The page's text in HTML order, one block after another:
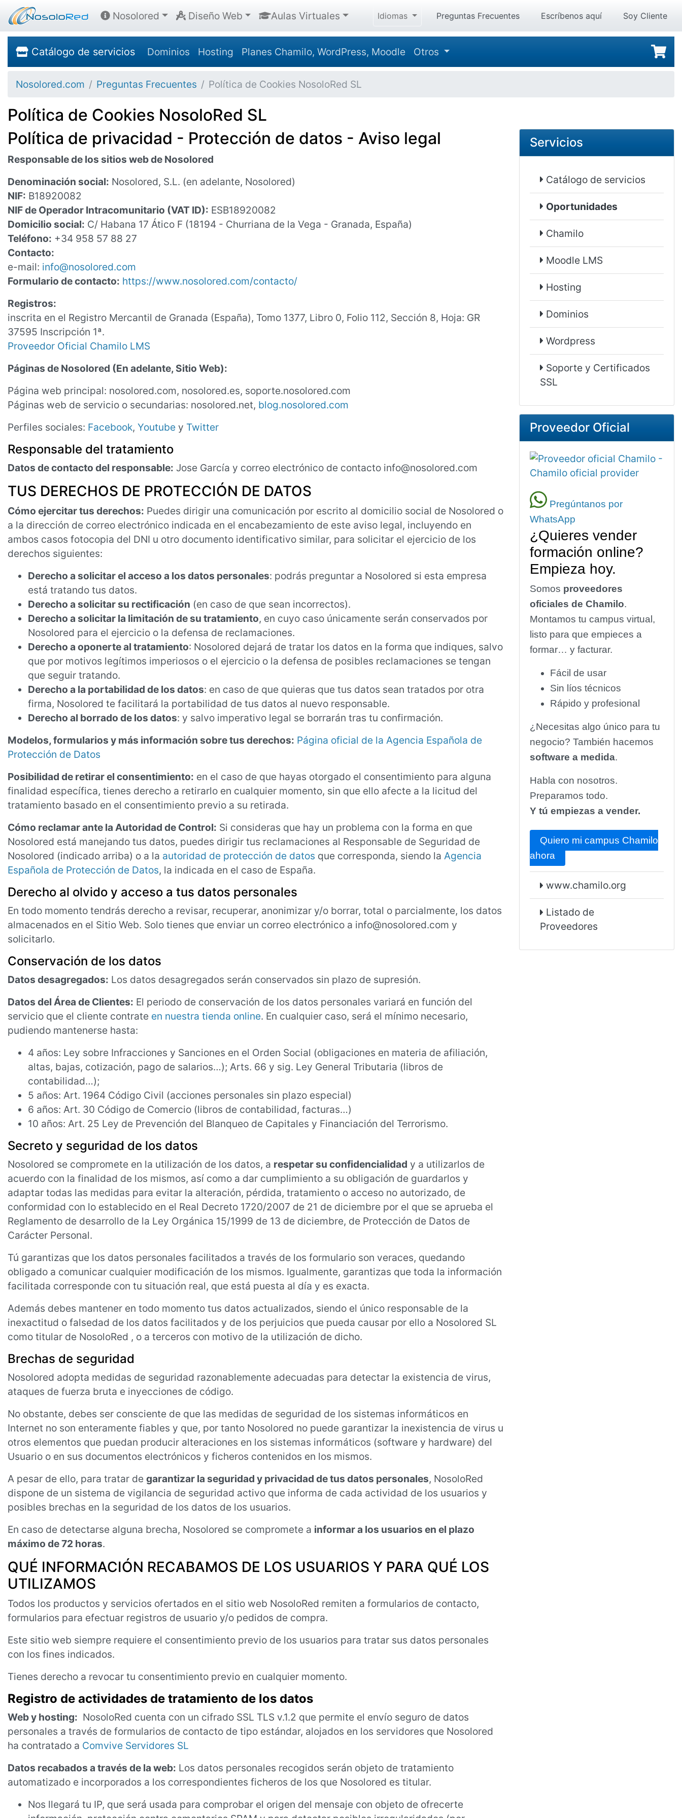
Nosolored Diseño Web Aulas Virtuales Idiomas Preguntas Frecuentes Escríbenos aquí Soy Cliente
Catálogo de servicios Dominios Hosting Planes Chamilo, WordPress, Moodle Otros
Nosolored.com Preguntas Frecuentes Política de Cookies NosoloRed SL
Política de Cookies NosoloRed SL
Política de privacidad - Protección de datos - Aviso legal
Responsable de los sitios web de Nosolored
Denominación social: Nosolored, S.L. (en adelante, Nosolored)
NIF: B18920082
NIF de Operador Intracomunitario (VAT ID): ESB18920082
Domicilio social: C/ Habana 17 Ático F (18194 - Churriana de la Vega - Granada, España)
Teléfono: +34 958 57 88 27
Contacto:
e-mail: info@nosolored.com
Formulario de contacto: https://www.nosolored.com/contacto/
Registros:
inscrita en el Registro Mercantil de Granada (España), Tomo 1377, Libro 0, Folio 112, Sección 8, Hoja: GR
37595 Inscripción 1ª.
Proveedor Oficial Chamilo LMS
Páginas de Nosolored (En adelante, Sitio Web):
Página web principal: nosolored.com, nosolored.es, soporte.nosolored.com
Páginas web de servicio o secundarias: nosolored.net, blog.nosolored.com
Perfiles sociales: Facebook, Youtube y Twitter
Responsable del tratamiento
Datos de contacto del responsable: Jose García y correo electrónico de contacto info@nosolored.com
TUS DERECHOS DE PROTECCIÓN DE DATOS
Cómo ejercitar tus derechos: Puedes dirigir una comunicación por escrito al domicilio social de Nosolored o
a la dirección de correo electrónico indicada en el encabezamiento de este aviso legal, incluyendo en
ambos casos fotocopia del DNI u otro documento identificativo similar, para solicitar el ejercicio de los
derechos siguientes:
Derecho a solicitar el acceso a los datos personales: podrás preguntar a Nosolored si esta empresa
está tratando tus datos.
Derecho a solicitar su rectificación (en caso de que sean incorrectos).
Derecho a solicitar la limitación de su tratamiento, en cuyo caso únicamente serán conservados por
Nosolored para el ejercicio o la defensa de reclamaciones.
Derecho a oponerte al tratamiento: Nosolored dejará de tratar los datos en la forma que indiques, salvo
que por motivos legítimos imperiosos o el ejercicio o la defensa de posibles reclamaciones se tengan
que seguir tratando.
Derecho a la portabilidad de los datos: en caso de que quieras que tus datos sean tratados por otra
firma, Nosolored te facilitará la portabilidad de tus datos al nuevo responsable.
Derecho al borrado de los datos: y salvo imperativo legal se borrarán tras tu confirmación.
Modelos, formularios y más información sobre tus derechos: Página oficial de la Agencia Española de
Protección de Datos
Posibilidad de retirar el consentimiento: en el caso de que hayas otorgado el consentimiento para alguna
finalidad específica, tienes derecho a retirarlo en cualquier momento, sin que ello afecte a la licitud del
tratamiento basado en el consentimiento previo a su retirada.
Cómo reclamar ante la Autoridad de Control: Si consideras que hay un problema con la forma en que
Nosolored está manejando tus datos, puedes dirigir tus reclamaciones al Responsable de Seguridad de
Nosolored (indicado arriba) o a la autoridad de protección de datos que corresponda, siendo la Agencia
Española de Protección de Datos, la indicada en el caso de España.
Derecho al olvido y acceso a tus datos personales
En todo momento tendrás derecho a revisar, recuperar, anonimizar y/o borrar, total o parcialmente, los datos
almacenados en el Sitio Web. Solo tienes que enviar un correo electrónico a info@nosolored.com y
solicitarlo.
Conservación de los datos
Datos desagregados: Los datos desagregados serán conservados sin plazo de supresión.
Datos del Área de Clientes: El periodo de conservación de los datos personales variará en función del
servicio que el cliente contrate en nuestra tienda online. En cualquier caso, será el mínimo necesario,
pudiendo mantenerse hasta:
4 años: Ley sobre Infracciones y Sanciones en el Orden Social (obligaciones en materia de afiliación,
altas, bajas, cotización, pago de salarios…); Arts. 66 y sig. Ley General Tributaria (libros de
contabilidad…);
5 años: Art. 1964 Código Civil (acciones personales sin plazo especial)
6 años: Art. 30 Código de Comercio (libros de contabilidad, facturas…)
10 años: Art. 25 Ley de Prevención del Blanqueo de Capitales y Financiación del Terrorismo.
Secreto y seguridad de los datos
Nosolored se compromete en la utilización de los datos, a respetar su confidencialidad y a utilizarlos de
acuerdo con la finalidad de los mismos, así como a dar cumplimiento a su obligación de guardarlos y
adaptar todas las medidas para evitar la alteración, pérdida, tratamiento o acceso no autorizado, de
conformidad con lo establecido en el Real Decreto 1720/2007 de 21 de diciembre por el que se aprueba el
Reglamento de desarrollo de la Ley Orgánica 15/1999 de 13 de diciembre, de Protección de Datos de
Carácter Personal.
Tú garantizas que los datos personales facilitados a través de los formulario son veraces, quedando
obligado a comunicar cualquier modificación de los mismos. Igualmente, garantizas que toda la información
facilitada corresponde con tu situación real, que está puesta al día y es exacta.
Además debes mantener en todo momento tus datos actualizados, siendo el único responsable de la
inexactitud o falsedad de los datos facilitados y de los perjuicios que pueda causar por ello a Nosolored SL
como titular de NosoloRed , o a terceros con motivo de la utilización de dicho.
Brechas de seguridad
Nosolored adopta medidas de seguridad razonablemente adecuadas para detectar la existencia de virus,
ataques de fuerza bruta e inyecciones de código.
No obstante, debes ser consciente de que las medidas de seguridad de los sistemas informáticos en
Internet no son enteramente fiables y que, por tanto Nosolored no puede garantizar la inexistencia de virus u
otros elementos que puedan producir alteraciones en los sistemas informáticos (software y hardware) del
Usuario o en sus documentos electrónicos y ficheros contenidos en los mismos.
A pesar de ello, para tratar de garantizar la seguridad y privacidad de tus datos personales, NosoloRed
dispone de un sistema de vigilancia de seguridad activo que informa de cada actividad de los usuarios y
posibles brechas en la seguridad de los datos de los usuarios.
En caso de detectarse alguna brecha, Nosolored se compromete a informar a los usuarios en el plazo
máximo de 72 horas.
QUÉ INFORMACIÓN RECABAMOS DE LOS USUARIOS Y PARA QUÉ LOS
UTILIZAMOS
Todos los productos y servicios ofertados en el sitio web NosoloRed remiten a formularios de contacto,
formularios para efectuar registros de usuario y/o pedidos de compra.
Este sitio web siempre requiere el consentimiento previo de los usuarios para tratar sus datos personales
con los fines indicados.
Tienes derecho a revocar tu consentimiento previo en cualquier momento.
Registro de actividades de tratamiento de los datos
Web y hosting: NosoloRed cuenta con un cifrado SSL TLS v.1.2 que permite el envío seguro de datos
personales a través de formularios de contacto de tipo estándar, alojados en los servidores que Nosolored
ha contratado a Comvive Servidores SL
Datos recabados a través de la web: Los datos personales recogidos serán objeto de tratamiento
automatizado e incorporados a los correspondientes ficheros de los que Nosolored es titular.
Nos llegará tu IP, que será usada para comprobar el origen del mensaje con objeto de ofrecerte
Servicios
Catálogo de servicios
Oportunidades
Chamilo
Moodle LMS
Hosting
Dominios
Wordpress
Soporte y Certificados
SSL
Proveedor Oficial
Pregúntanos por
WhatsApp
¿Quieres vender
formación online?
Empieza hoy.
Somos proveedores
oficiales de Chamilo.
Montamos tu campus virtual,
listo para que empieces a
formar… y facturar.
Fácil de usar
Sin líos técnicos
Rápido y profesional
¿Necesitas algo único para tu
negocio? También hacemos
software a medida.
Habla con nosotros.
Preparamos todo.
Y tú empiezas a vender.
Quiero mi campus Chamilo
ahora
www.chamilo.org
Listado de
Proveedores